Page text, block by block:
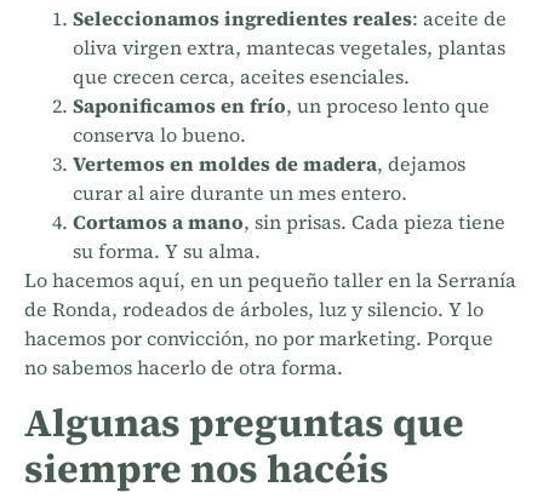
Seleccionamos ingredientes reales: aceite de
oliva virgen extra, mantecas vegetales, plantas
que crecen cerca, aceites esenciales.
Saponificamos en frío, un proceso lento que
conserva lo bueno.
Vertemos en moldes de madera, dejamos
curar al aire durante un mes entero.
Cortamos a mano, sin prisas. Cada pieza tiene
su forma. Y su alma.
Lo hacemos aquí, en un pequeño taller en la Serranía
de Ronda, rodeados de árboles, luz y silencio. Y lo
hacemos por convicción, no por marketing. Porque
no sabemos hacerlo de otra forma.
Algunas preguntas que
siempre nos hacéis